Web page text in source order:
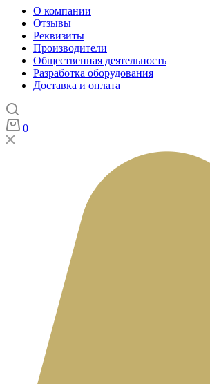
О компании
Отзывы
Реквизиты
Производители
Общественная деятельность
Разработка оборудования
Доставка и оплата
0